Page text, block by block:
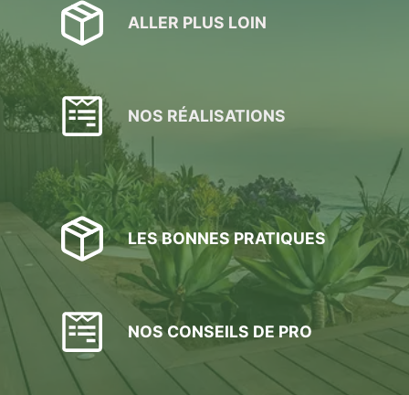
ALLER PLUS LOIN
NOS RÉALISATIONS
LES BONNES PRATIQUES
NOS CONSEILS DE PRO